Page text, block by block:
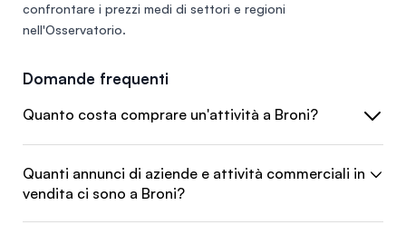
confrontare i prezzi medi di settori e regioni
nell'Osservatorio.
Domande frequenti
Quanto costa comprare un'attività a Broni?
Quanti annunci di aziende e attività commerciali in
vendita ci sono a Broni?